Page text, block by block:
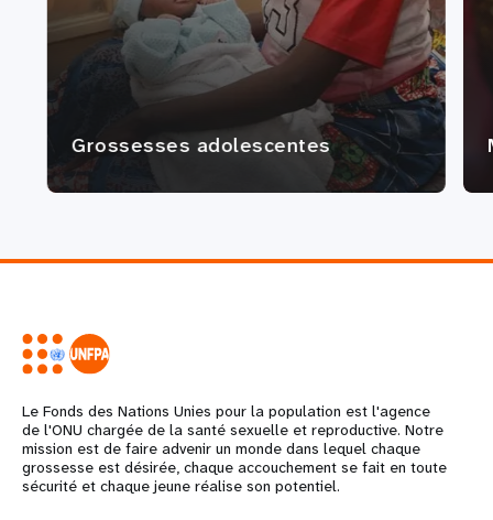
Grossesses adolescentes
Le Fonds des Nations Unies pour la population est l'agence
de l'ONU chargée de la santé sexuelle et reproductive. Notre
mission est de faire advenir un monde dans lequel chaque
grossesse est désirée, chaque accouchement se fait en toute
sécurité et chaque jeune réalise son potentiel.